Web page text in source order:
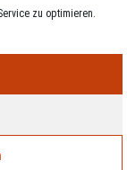
zu optimieren.